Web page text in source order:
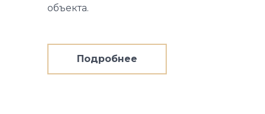
объекта.
Подробнее
Для